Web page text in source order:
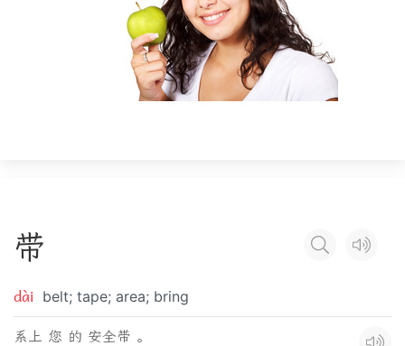
带
dài belt; tape; area; bring
系上 您 的 安全带 。